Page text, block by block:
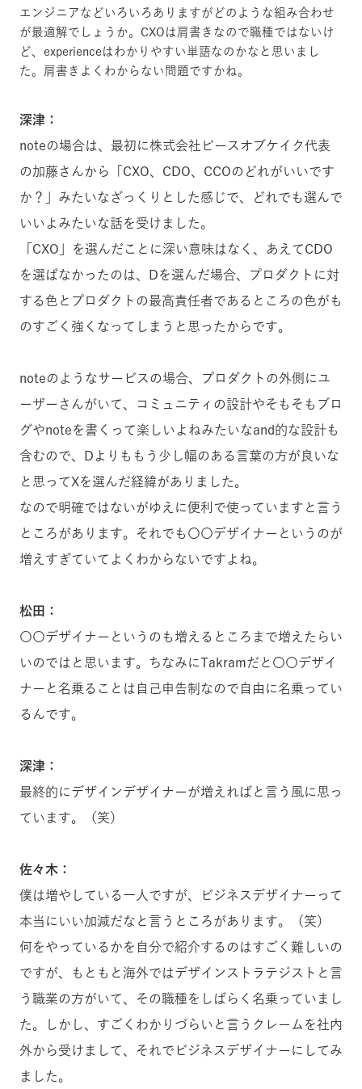
エンジニアなどいろいろありますがどのような組み合わせ
が最適解でしょうか。CXOは肩書きなので職種ではないけ
ど、experienceはわかりやすい単語なのかなと思いまし
た。肩書きよくわからない問題ですかね。
深津：
noteの場合は、最初に株式会社ピースオブケイク代表
の加藤さんから「CXO、CDO、CCOのどれがいいです
か？」みたいなざっくりとした感じで、どれでも選んで
いいよみたいな話を受けました。
「CXO」を選んだことに深い意味はなく、あえてCDO
を選ばなかったのは、Dを選んだ場合、プロダクトに対
する色とプロダクトの最高責任者であるところの色がも
のすごく強くなってしまうと思ったからです。
noteのようなサービスの場合、プロダクトの外側にユ
ーザーさんがいて、コミュニティの設計やそもそもブロ
グやnoteを書くって楽しいよねみたいなand的な設計も
含むので、Dよりももう少し幅のある言葉の方が良いな
と思ってXを選んだ経緯がありました。
なので明確ではないがゆえに便利で使っていますと言う
ところがあります。それでも〇〇デザイナーというのが
増えすぎていてよくわからないですよね。
松田：
〇〇デザイナーというのも増えるところまで増えたらい
いのではと思います。ちなみにTakramだと〇〇デザイ
ナーと名乗ることは自己申告制なので自由に名乗ってい
るんです。
深津：
最終的にデザインデザイナーが増えればと言う風に思っ
ています。（笑）
佐々木：
僕は増やしている一人ですが、ビジネスデザイナーって
本当にいい加減だなと言うところがあります。（笑）
何をやっているかを自分で紹介するのはすごく難しいの
ですが、もともと海外ではデザインストラテジストと言
う職業の方がいて、その職種をしばらく名乗っていまし
た。しかし、すごくわかりづらいと言うクレームを社内
外から受けまして、それでビジネスデザイナーにしてみ
ました。